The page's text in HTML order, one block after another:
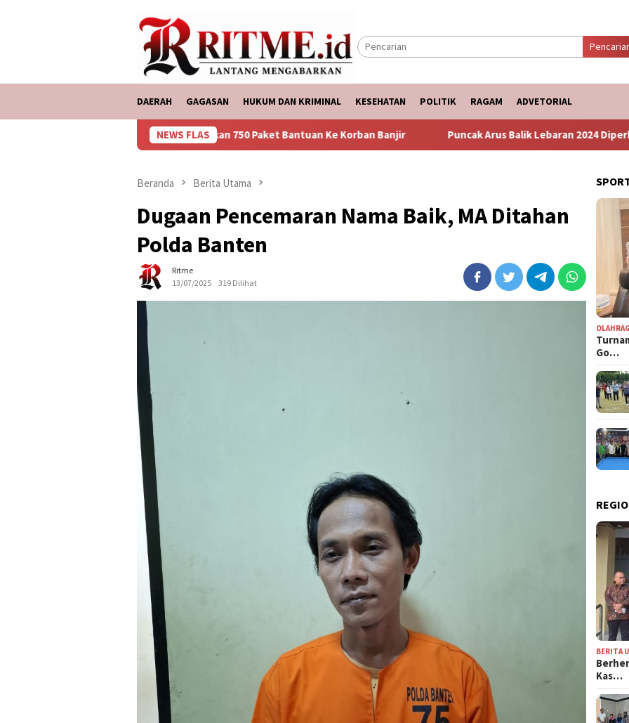
DAERAH GAGASAN HUKUM DAN KRIMINAL KESEHATAN POLITIK RAGAM ADVETORIAL
NEWS FLAS
Bakauheni, Memberikan 750 Paket Bantuan Ke Korban Banjir Puncak Arus Balik Lebaran 2024 Diperkirakan Hari Minggu
Beranda Berita Utama
Dugaan Pencemaran Nama Baik, MA Ditahan
Polda Banten
Ritme
13/07/2025
319 Dilihat
Go…
BERITA
Kas…